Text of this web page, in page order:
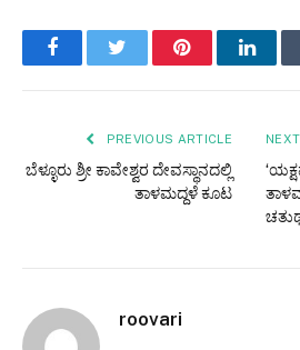
FacebookTwitter Pinterest
PREVIOUS ARTICLE
ಬೆಳ್ಳೂರು ಶ್ರೀ ಕಾವೇಶ್ವರ ದೇವಸ್ಥಾನದಲ್ಲಿ
ತಾಳಮದ್ದಳೆ ಕೂಟ
roovari